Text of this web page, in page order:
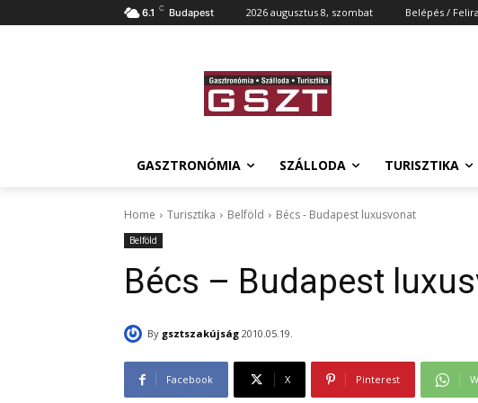
6.1 C Budapest 2026 augusztus 8, szombat Belépés /
GASZTRONÓMIA SZÁLLODA TURISZTIKA
Home Turisztika Belföld Bécs - Budapest luxusvonat
Belföld
Bécs – Budapest
By gsztszakújság 2010.05.19.
Facebook X Pinterest